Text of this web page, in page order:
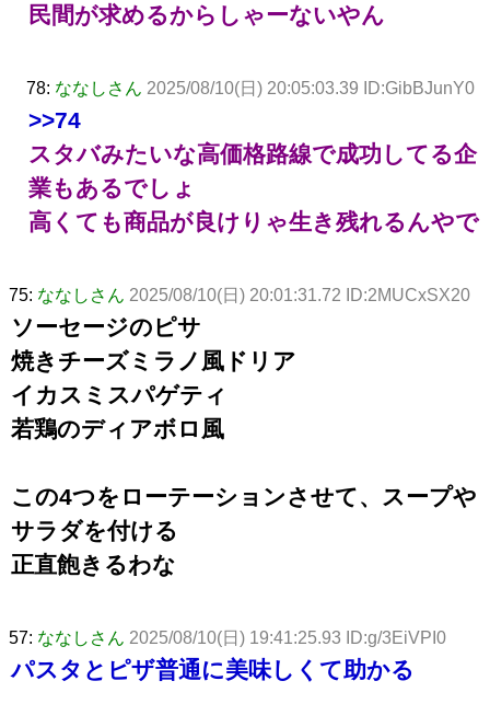
民間が求めるからしゃーないやん
78: ななしさん 2025/08/10(日) 20:05:03.39 ID:GibBJunY0
>>74
スタバみたいな高価格路線で成功してる企
業もあるでしょ
高くても商品が良けりゃ生き残れるんやで
75: ななしさん 2025/08/10(日) 20:01:31.72 ID:2MUCxSX20
ソーセージのピサ
焼きチーズミラノ風ドリア
イカスミスパゲティ
若鶏のディアボロ風
この4つをローテーションさせて、スープや
サラダを付ける
正直飽きるわな
57: ななしさん 2025/08/10(日) 19:41:25.93 ID:g/3EiVPI0
パスタとピザ普通に美味しくて助かる